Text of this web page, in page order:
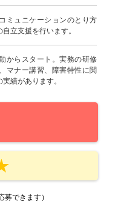
ミュニケーションのとり方
立支援を行います。
からスタート。実務の研修
マナー講習、障害特性に関
績があります。
募できます）